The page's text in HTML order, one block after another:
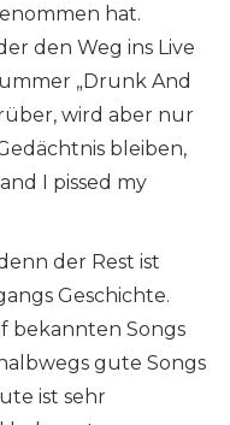
hat.
den Weg ins Live
„Drunk And
wird aber nur
bleiben,
I pissed my
der Rest ist
Geschichte.
bekannten Songs
gute Songs
ist sehr